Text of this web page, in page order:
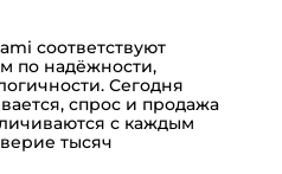
соответствуют
по надёжности,
Сегодня
спрос и продажа
с каждым
тысяч